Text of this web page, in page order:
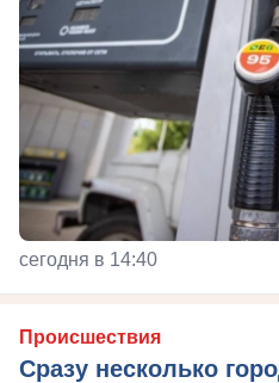
сегодня в 14:40
Происшествия
Сразу несколько